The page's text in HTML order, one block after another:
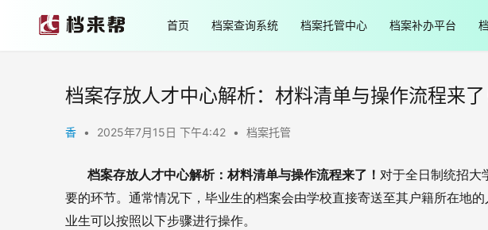
首页 档案查询系统 档案托管中心 档案补办平台
档案存放人才中心解析：材料清单与操作流程来了
香 • 2025年7月15日 下午4:42 • 档案托管
档案存放人才中心解析：材料清单与操作流程来了！ 对于全日制统招大
要的环节。通常情况下，毕业生的档案会由学校直接寄送至其户籍所在地
业生可以按照以下步骤进行操作。